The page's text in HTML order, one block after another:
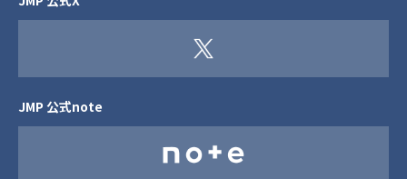
JMP 公式note